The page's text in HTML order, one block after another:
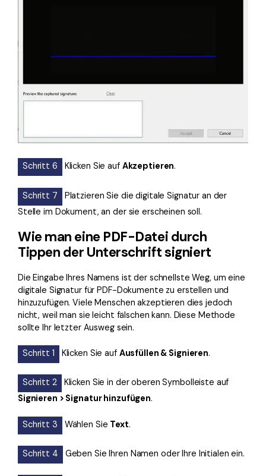
Schritt 6 Klicken Sie auf Akzeptieren.
Schritt 7
Platzieren Sie die digitale Signatur an der
Stelle im Dokument, an der sie erscheinen soll.
Wie man eine PDF-Datei durch
Tippen der Unterschrift signiert
Die Eingabe Ihres Namens ist der schnellste Weg, um eine
digitale Signatur für PDF-Dokumente zu erstellen und
hinzuzufügen. Viele Menschen akzeptieren dies jedoch
nicht, weil man sie leicht fälschen kann. Diese Methode
sollte Ihr letzter Ausweg sein.
Schritt 1 Klicken Sie auf Ausfüllen & Signieren.
Schritt 2
Klicken Sie in der oberen Symbolleiste auf
Signieren > Signatur hinzufügen.
Schritt 3 Wählen Sie Text.
Schritt 4 Geben Sie Ihren Namen oder Ihre Initialen ein.